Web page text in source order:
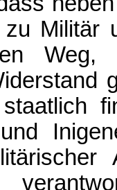
zu Militär
Weg,